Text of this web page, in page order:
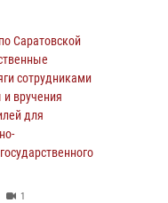
сотрудниками
вручения
для
1
лучшие
Саратовской
сотрудниками
вручения
для
1